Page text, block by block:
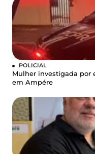
POLICIAL
Mulher investigada por
em Ampére